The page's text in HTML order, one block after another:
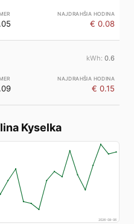
€ 0.08
0.6
€ 0.15
Kyselka
2026-08-06